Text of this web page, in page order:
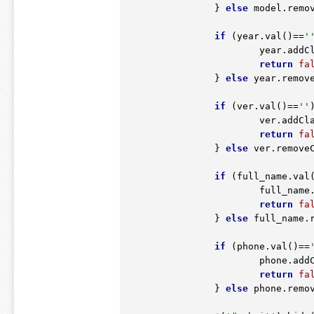
		}
else
if (year.val()==
return
		}
else
if (ver.val()==''
return
		}
else
if
return
		}
else
if (phone.val()==
return
		}
else